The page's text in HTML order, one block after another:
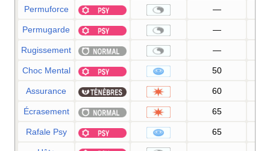
Permuforce —
Permugarde —
Rugissement —
Choc Mental 50
Assurance 60
Écrasement 65
Rafale Psy 65